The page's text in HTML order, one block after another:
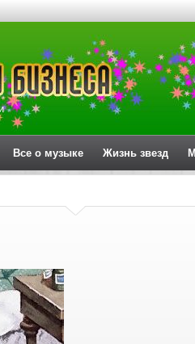
Все о музыке Жизнь звезд